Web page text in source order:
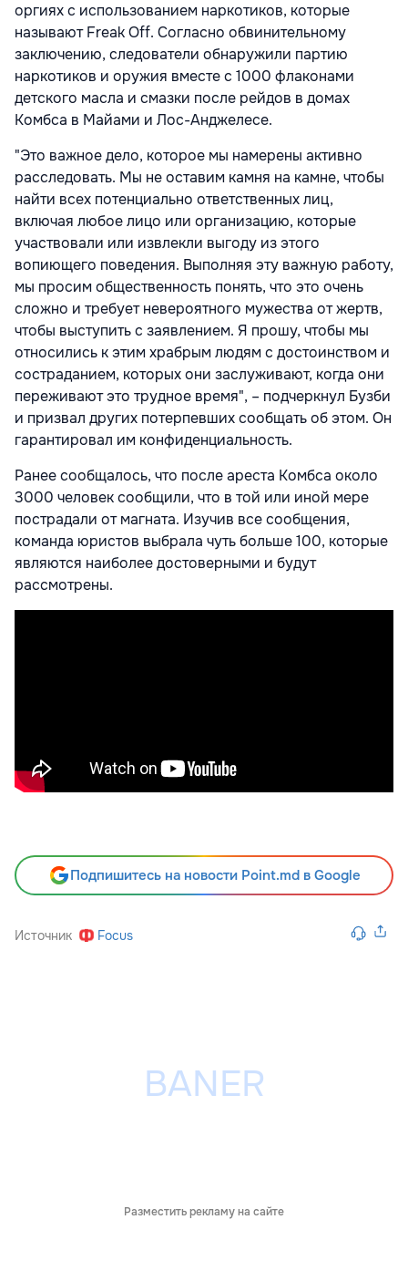
оргиях с использованием наркотиков, которые
называют Freak Off. Согласно обвинительному
заключению, следователи обнаружили партию
наркотиков и оружия вместе с 1000 флаконами
детского масла и смазки после рейдов в домах
Комбса в Майами и Лос-Анджелесе.
"Это важное дело, которое мы намерены активно
расследовать. Мы не оставим камня на камне, чтобы
найти всех потенциально ответственных лиц,
включая любое лицо или организацию, которые
участвовали или извлекли выгоду из этого
вопиющего поведения. Выполняя эту важную работу,
мы просим общественность понять, что это очень
сложно и требует невероятного мужества от жертв,
чтобы выступить с заявлением. Я прошу, чтобы мы
относились к этим храбрым людям с достоинством и
состраданием, которых они заслуживают, когда они
переживают это трудное время", – подчеркнул Бузби
и призвал других потерпевших сообщать об этом. Он
гарантировал им конфиденциальность.
Ранее сообщалось, что после ареста Комбса около
3000 человек сообщили, что в той или иной мере
пострадали от магната. Изучив все сообщения,
команда юристов выбрала чуть больше 100, которые
являются наиболее достоверными и будут
рассмотрены.
Подпишитесь на новости Point.md в Google
Источник Focus
Разместить рекламу на сайте